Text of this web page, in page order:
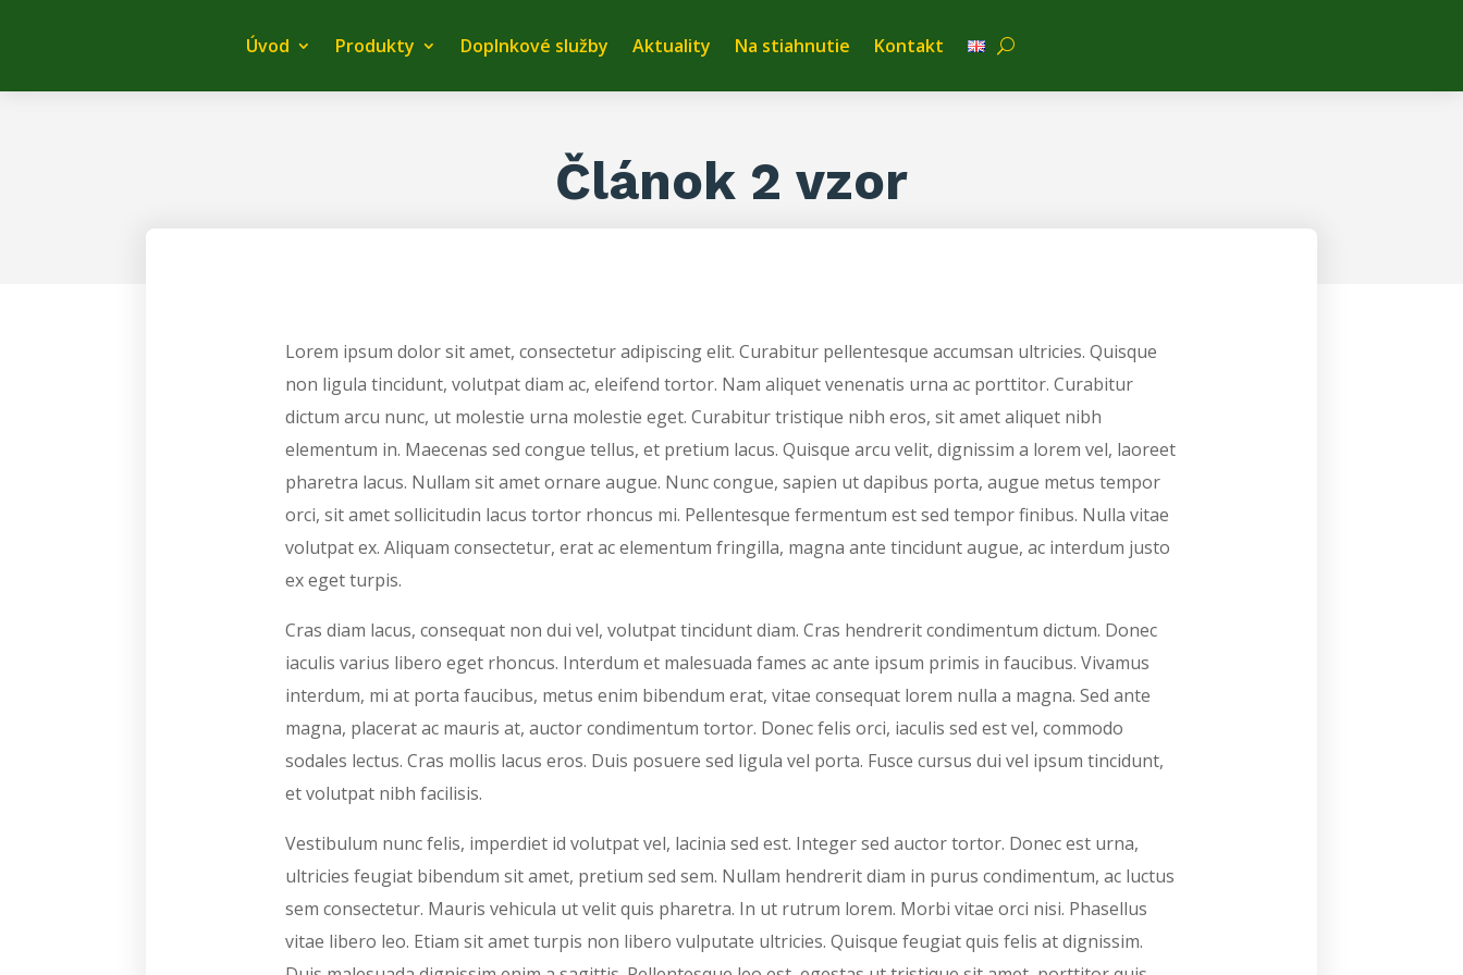
Úvod Produkty Doplnkové služby Aktuality Na stiahnutie Kontakt
Článok 2 vzor
Lorem ipsum dolor sit amet, consectetur adipiscing elit. Curabitur pellentesque accumsan ultricies. Quisque
non ligula tincidunt, volutpat diam ac, eleifend tortor. Nam aliquet venenatis urna ac porttitor. Curabitur
dictum arcu nunc, ut molestie urna molestie eget. Curabitur tristique nibh eros, sit amet aliquet nibh
elementum in. Maecenas sed congue tellus, et pretium lacus. Quisque arcu velit, dignissim a lorem vel, laoreet
pharetra lacus. Nullam sit amet ornare augue. Nunc congue, sapien ut dapibus porta, augue metus tempor
orci, sit amet sollicitudin lacus tortor rhoncus mi. Pellentesque fermentum est sed tempor finibus. Nulla vitae
volutpat ex. Aliquam consectetur, erat ac elementum fringilla, magna ante tincidunt augue, ac interdum justo
ex eget turpis.
Cras diam lacus, consequat non dui vel, volutpat tincidunt diam. Cras hendrerit condimentum dictum. Donec
iaculis varius libero eget rhoncus. Interdum et malesuada fames ac ante ipsum primis in faucibus. Vivamus
interdum, mi at porta faucibus, metus enim bibendum erat, vitae consequat lorem nulla a magna. Sed ante
magna, placerat ac mauris at, auctor condimentum tortor. Donec felis orci, iaculis sed est vel, commodo
sodales lectus. Cras mollis lacus eros. Duis posuere sed ligula vel porta. Fusce cursus dui vel ipsum tincidunt,
et volutpat nibh facilisis.
Vestibulum nunc felis, imperdiet id volutpat vel, lacinia sed est. Integer sed auctor tortor. Donec est urna,
ultricies feugiat bibendum sit amet, pretium sed sem. Nullam hendrerit diam in purus condimentum, ac luctus
sem consectetur. Mauris vehicula ut velit quis pharetra. In ut rutrum lorem. Morbi vitae orci nisi. Phasellus
vitae libero leo. Etiam sit amet turpis non libero vulputate ultricies. Quisque feugiat quis felis at dignissim.